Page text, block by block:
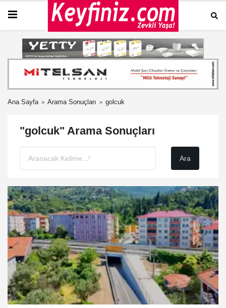
Ana Sayfa Arama Sonuçları golcuk
"golcuk" Arama Sonuçları